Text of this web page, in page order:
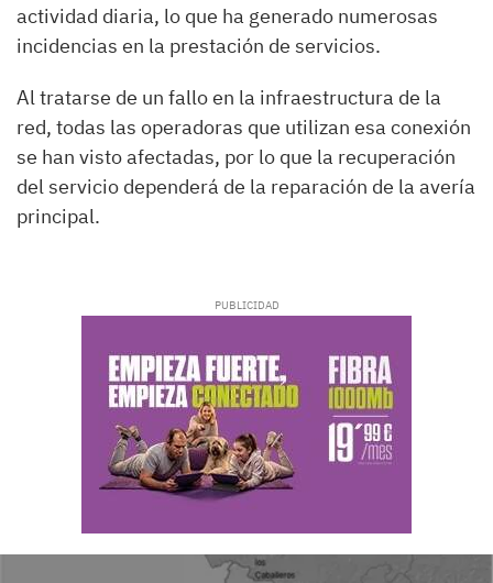
actividad diaria, lo que ha generado numerosas
incidencias en la prestación de servicios.
Al tratarse de un fallo en la infraestructura de la
red, todas las operadoras que utilizan esa conexión
se han visto afectadas, por lo que la recuperación
del servicio dependerá de la reparación de la avería
principal.